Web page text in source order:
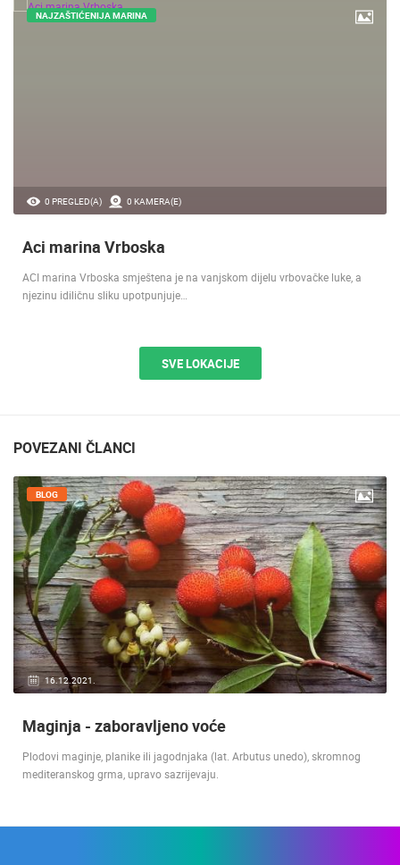
0 PREGLED(A) 0 KAMERA(E)
NAJZAŠTIĆENIJA MARINA
Aci marina Vrboska
ACI marina Vrboska smještena je na vanjskom dijelu vrbovačke luke, a
njezinu idiličnu sliku upotpunjuje…
SVE LOKACIJE
POVEZANI ČLANCI
16.12.2021.
BLOG
Maginja - zaboravljeno voće
Plodovi maginje, planike ili jagodnjaka (lat. Arbutus unedo), skromnog
mediteranskog grma, upravo sazrijevaju.